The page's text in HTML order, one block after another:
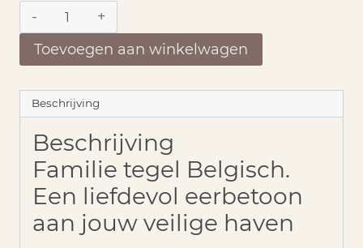
Familie
tegel
Belgisch
aantal
Toevoegen aan winkelwagen
Beschrijving
Beschrijving
Familie tegel Belgisch.
Een liefdevol eerbetoon
aan jouw veilige haven